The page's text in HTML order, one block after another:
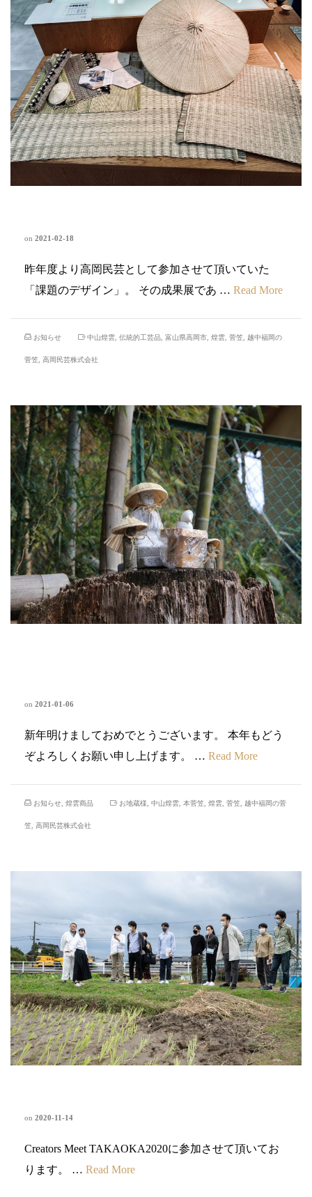
on 2021-02-18
昨年度より高岡民芸として参加させて頂いていた
「課題のデザイン」。 その成果展であ … Read More
お知らせ 中山煌雲 伝統的工芸品 富山県高岡市 煌雲 菅笠 越中福岡の
菅笠 高岡民芸株式会社
on 2021-01-06
新年明けましておめでとうございます。 本年もどう
ぞよろしくお願い申し上げます。 … Read More
お知らせ 煌雲商品 お地蔵様 中山煌雲 本菅笠 煌雲 菅笠 越中福岡の菅
笠 高岡民芸株式会社
on 2020-11-14
Creators Meet TAKAOKA2020に参加させて頂いてお
ります。 … Read More